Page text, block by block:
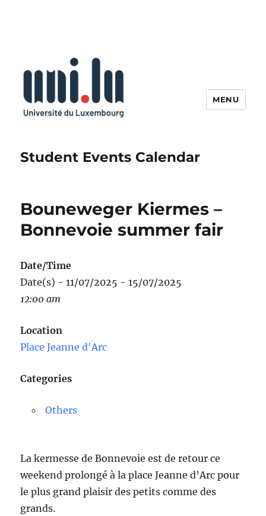
Student Events Calendar
MENU
Bouneweger Kiermes –
Bonnevoie summer fair
Date/Time
Date(s) - 11/07/2025 - 15/07/2025
12:00 am
Location
Place Jeanne d'Arc
Categories
Others
La kermesse de Bonnevoie est de retour ce
weekend prolongé à la place Jeanne d’Arc pour
le plus grand plaisir des petits comme des
grands.